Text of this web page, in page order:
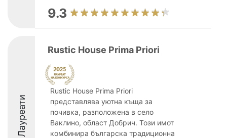
9.3
Лауреати
Rustic House Prima Priori
Rustic House Prima Priori
представлява уютна къща за
почивка, разположена в село
Ваклино, област Добрич. Този имот
комбинира българска традиционна